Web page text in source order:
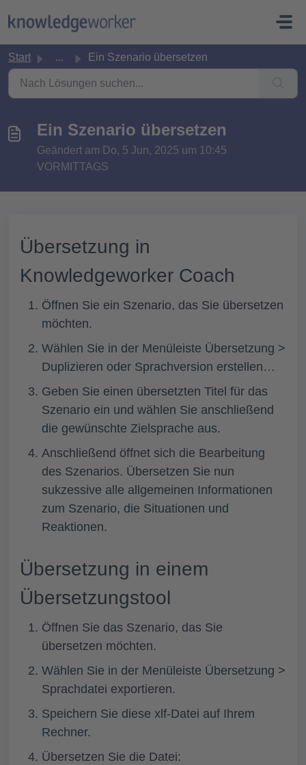
Start ... Ein Szenario übersetzen
Ein Szenario übersetzen
Geändert am Do, 5 Jun, 2025 um 10:45
VORMITTAGS
Übersetzung in
Knowledgeworker Coach
Öffnen Sie ein Szenario, das Sie übersetzen
möchten.
Wählen Sie in der Menüleiste Übersetzung >
Duplizieren oder Sprachversion erstellen…
Geben Sie einen übersetzten Titel für das
Szenario ein und wählen Sie anschließend
die gewünschte Zielsprache aus.
Anschließend öffnet sich die Bearbeitung
des Szenarios. Übersetzen Sie nun
sukzessive alle allgemeinen Informationen
zum Szenario, die Situationen und
Reaktionen.
Übersetzung in einem
Übersetzungstool
Öffnen Sie das Szenario, das Sie
übersetzen möchten.
Wählen Sie in der Menüleiste Übersetzung >
Sprachdatei exportieren.
Speichern Sie diese xlf-Datei auf Ihrem
Rechner.
Übersetzen Sie die Datei: